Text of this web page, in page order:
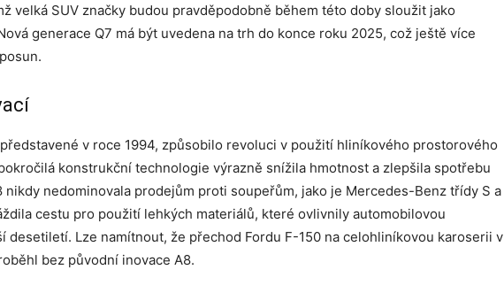
velká SUV značky budou pravděpodobně během této doby sloužit jako
generace Q7 má být uvedena na trh do konce roku 2025, což ještě více
v roce 1994, způsobilo revoluci v použití hliníkového prostorového
konstrukční technologie výrazně snížila hmotnost a zlepšila spotřebu
nikdy nedominovala prodejům proti soupeřům, jako je Mercedes-Benz třídy S a
cestu pro použití lehkých materiálů, které ovlivnily automobilovou
desetiletí. Lze namítnout, že přechod Fordu F-150 na celohliníkovou karoserii v
bez původní inovace A8.